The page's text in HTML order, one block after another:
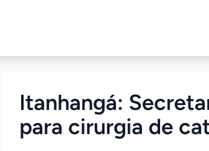
Itanhangá:
para cirurgia de